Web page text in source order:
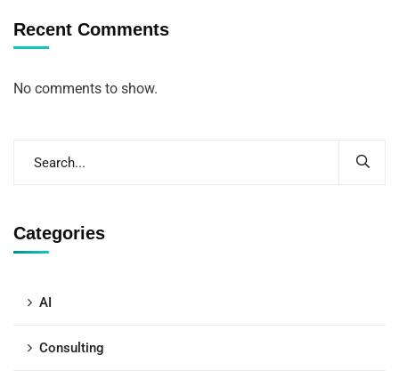
Recent Comments
No comments to show.
Categories
AI
Consulting